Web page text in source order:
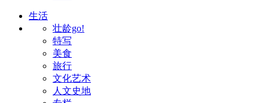
生活
壮龄go!
特写
美食
旅行
文化艺术
人文史地